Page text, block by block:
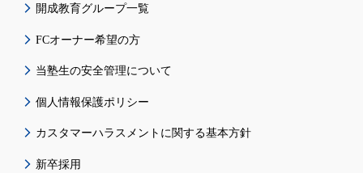
開成教育グループ一覧
FCオーナー希望の方
当塾生の安全管理について
個人情報保護ポリシー
カスタマーハラスメントに関する基本方針
新卒採用